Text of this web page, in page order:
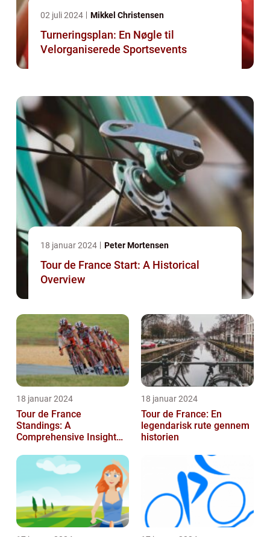
02 juli 2024 Mikkel Christensen
Turneringsplan: En Nøgle til
Velorganiserede Sportsevents
18 januar 2024 Peter Mortensen
Tour de France Start: A Historical
Overview
18 januar 2024
Tour de France
Standings: A
Comprehensive Insight
Race
18 januar 2024
Tour de France: En
legendarisk rute gennem
historien